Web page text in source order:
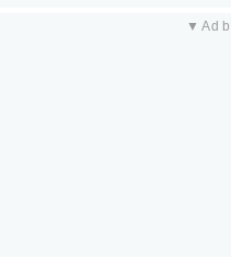
▼ Ad